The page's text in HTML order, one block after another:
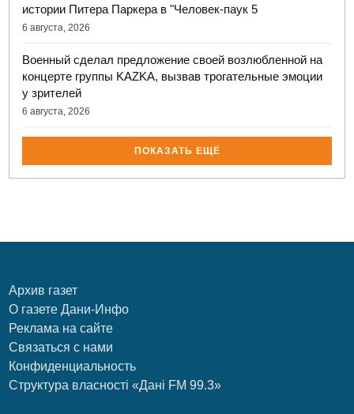
истории Питера Паркера в "Человек-паук 5
6 августа, 2026
Военный сделал предложение своей возлюбленной на
концерте группы KAZKA, вызвав трогательные эмоции
у зрителей
6 августа, 2026
ПОКАЗАТЬ ЕЩЁ
Архив газет
О газете Дани-Инфо
Реклама на сайте
Связаться с нами
Конфиденциальность
Структура власності «Дані FM 99.3»